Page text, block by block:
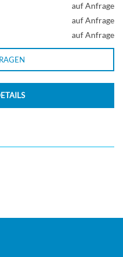
auf Anfrage
auf Anfrage
auf Anfrage